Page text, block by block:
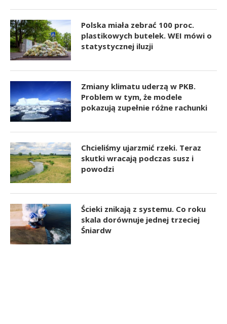
Polska miała zebrać 100 proc.
plastikowych butelek. WEI mówi o
statystycznej iluzji
Zmiany klimatu uderzą w PKB.
Problem w tym, że modele
pokazują zupełnie różne rachunki
Chcieliśmy ujarzmić rzeki. Teraz
skutki wracają podczas susz i
powodzi
Ścieki znikają z systemu. Co roku
skala dorównuje jednej trzeciej
Śniardw